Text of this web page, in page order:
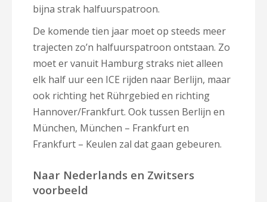
bijna strak halfuurspatroon.
De komende tien jaar moet op steeds meer
trajecten zo’n halfuurspatroon ontstaan. Zo
moet er vanuit Hamburg straks niet alleen
elk half uur een ICE rijden naar Berlijn, maar
ook richting het Rührgebied en richting
Hannover/Frankfurt. Ook tussen Berlijn en
München, München – Frankfurt en
Frankfurt – Keulen zal dat gaan gebeuren.
Naar Nederlands en Zwitsers
voorbeeld